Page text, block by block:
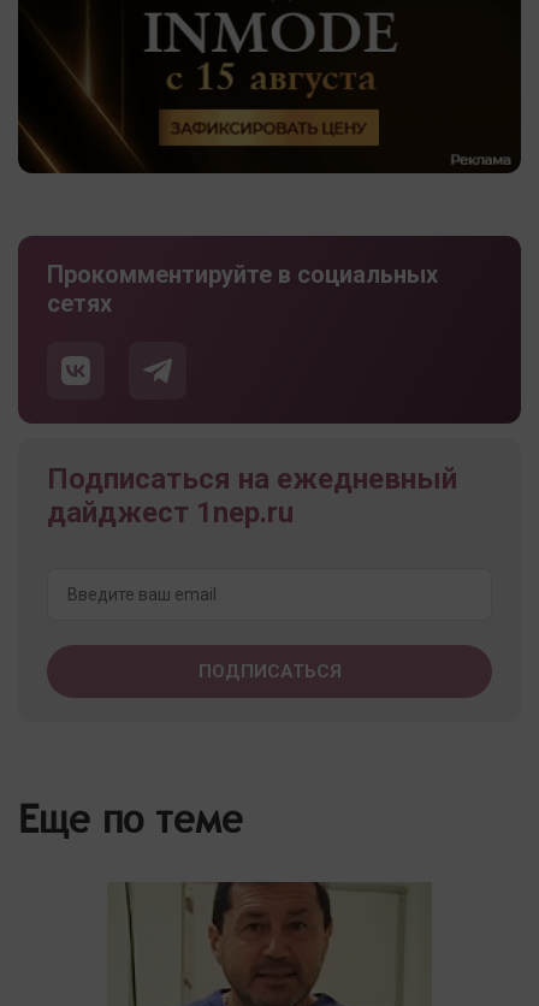
Прокомментируйте в социальных
сетях
Подписаться на ежедневный
дайджест 1nep.ru
Еще по теме